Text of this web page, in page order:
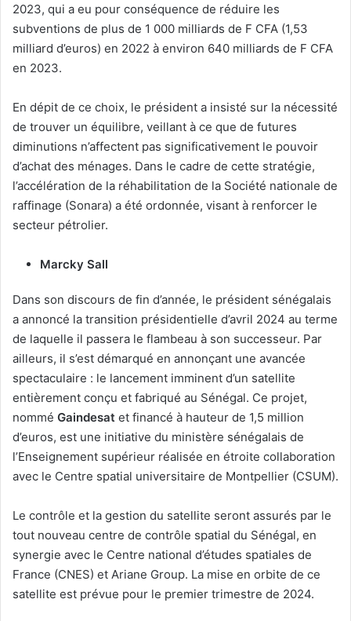
2023, qui a eu pour conséquence de réduire les
subventions de plus de 1 000 milliards de F CFA (1,53
milliard d’euros) en 2022 à environ 640 milliards de F CFA
en 2023.
En dépit de ce choix, le président a insisté sur la nécessité
de trouver un équilibre, veillant à ce que de futures
diminutions n’affectent pas significativement le pouvoir
d’achat des ménages. Dans le cadre de cette stratégie,
l’accélération de la réhabilitation de la Société nationale de
raffinage (Sonara) a été ordonnée, visant à renforcer le
secteur pétrolier.
Marcky Sall
Dans son discours de fin d’année, le président sénégalais
a annoncé la transition présidentielle d’avril 2024 au terme
de laquelle il passera le flambeau à son successeur. Par
ailleurs, il s’est démarqué en annonçant une avancée
spectaculaire : le lancement imminent d’un satellite
entièrement conçu et fabriqué au Sénégal. Ce projet,
nommé Gaindesat et financé à hauteur de 1,5 million
d’euros, est une initiative du ministère sénégalais de
l’Enseignement supérieur réalisée en étroite collaboration
avec le Centre spatial universitaire de Montpellier (CSUM).
Le contrôle et la gestion du satellite seront assurés par le
tout nouveau centre de contrôle spatial du Sénégal, en
synergie avec le Centre national d’études spatiales de
France (CNES) et Ariane Group. La mise en orbite de ce
satellite est prévue pour le premier trimestre de 2024.